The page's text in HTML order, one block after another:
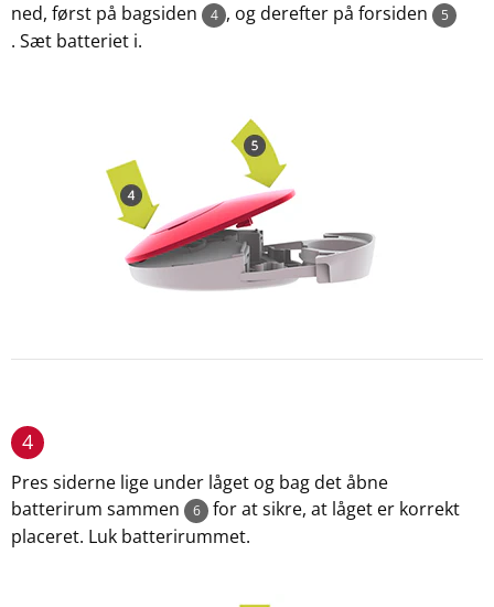
ned, først på bagsiden
4 , og derefter på forsiden 5
. Sæt batteriet i.
4
Pres siderne lige under låget og bag det åbne
batterirum sammen
6
for at sikre, at låget er korrekt
placeret. Luk batterirummet.